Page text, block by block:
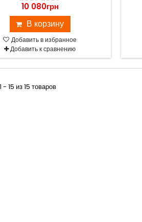
10 080грн
В корзину
Добавить в избранное
Добавить к сравнению
- 15 из 15 товаров